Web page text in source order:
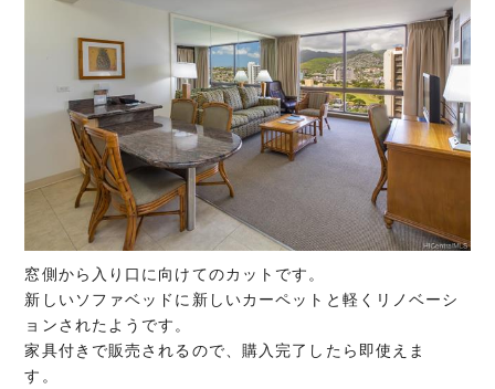
窓側から入り口に向けてのカットです。
新しいソファベッドに新しいカーペットと軽くリノベーシ
ョンされたようです。
家具付きで販売されるので、購入完了したら即使えま
す。